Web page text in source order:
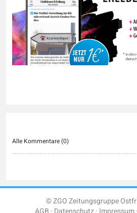
Alle Kommentare (0)
© ZGO Zeitungsgruppe